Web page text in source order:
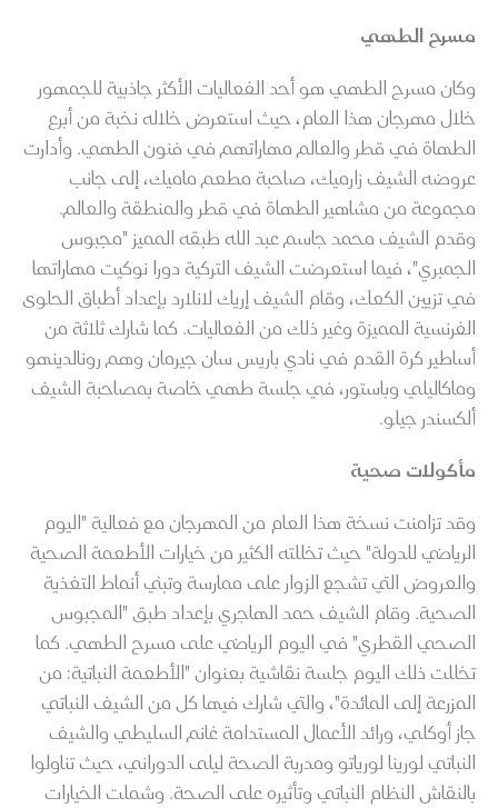
مسرح الطهي
وكان مسرح الطهي هو أحد الفعاليات الأكثر جاذبية للجمهور
خلال مهرجان هذا العام، حيث استعرض خلاله نخبة من أبرع
الطهاة في قطر والعالم مهاراتهم في فنون الطهي. وأدارت
عروضه الشيف زارميك، صاحبة مطعم ماميك، إلى جانب
مجموعة من مشاهير الطهاة في قطر والمنطقة والعالم.
وقدم الشيف محمد جاسم عبد الله طبقه المميز "مجبوس
الجمبري"، فيما استعرضت الشيف التركية دورا نوكيت مهاراتها
في تزيين الكعك، وقام الشيف إريك لانلارد بإعداد أطباق الحلوى
الفرنسية المميزة وغير ذلك من الفعاليات. كما شارك ثلاثة من
أساطير كرة القدم في نادي باريس سان جيرمان وهم رونالدينهو
وماكاليلي وباستور، في جلسة طهي خاصة بمصاحبة الشيف
ألكسندر جيلو.
مأكولات صحية
وقد تزامنت نسخة هذا العام من المهرجان مع فعالية "اليوم
الرياضي للدولة" حيث تخللته الكثير من خيارات الأطعمة الصحية
والعروض التي تشجع الزوار على ممارسة وتبني أنماط التغذية
الصحية. وقام الشيف حمد الهاجري بإعداد طبق "المجبوس
الصحي القطري" في اليوم الرياضي على مسرح الطهي. كما
تخللت ذلك اليوم جلسة نقاشية بعنوان "الأطعمة النباتية: من
المزرعة إلى المائدة"، والتي شارك فيها كل من الشيف النباتي
جاز أوكلي، ورائد الأعمال المستدامة غانم السليطي والشيف
النباتي لورينا لورياتو ومدربة الصحة ليلى الدوراني، حيث تناولوا
بالنقاش النظام النباتي وتأثيره على الصحة. وشملت الخيارات